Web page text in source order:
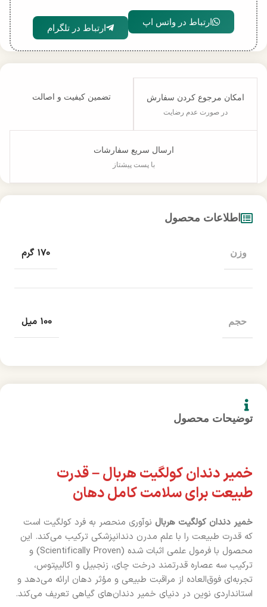
ارتباط در واتس اپ
ارتباط در تلگرام
امکان مرجوع کردن سفارش
در صورت عدم رضایت
تضمین کیفیت و اصالت
ارسال سریع سفارشات
با پست پیشتاز
توضیحات محصول
خمیر دندان کولگیت هربال – قدرت
طبیعت برای سلامت کامل دهان
خمیر دندان کولگیت هربال نوآوری منحصر به فرد کولگیت است
که قدرت طبیعت را با علم مدرن دندانپزشکی ترکیب می‌کند. این
محصول با فرمول علمی اثبات شده (Scientifically Proven) و
ترکیب سه عصاره قدرتمند درخت چای، زنجبیل و اکالیپتوس،
تجربه‌ای فوق‌العاده از مراقبت طبیعی و مؤثر دهان ارائه می‌دهد و
استانداردی نوین در دنیای خمیر دندان‌های گیاهی تعریف می‌کند.
اطلاعات محصول
وزن 170 گرم
حجم 100 میل